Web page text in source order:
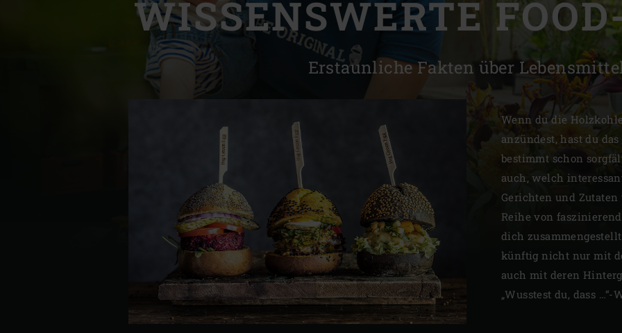
Denmark | Danmark
Estonia | Eesti
Finland | Suomi
Germany | Deutschland
Greece | Ελλάδα
Hungary | Magyarország
Slovenia | Slovenija
Spain | España
Sweden | Sverige
Switzerland
Switzerland |
WISSENSWERTE
Erstaunliche Fakten über
Wenn du die
anzündest, hast du
bestimmt schon
auch, welch
Gerichten und
Reihe von
dich
künftig nicht nur mit
auch mit deren
„Wusstest du, dass